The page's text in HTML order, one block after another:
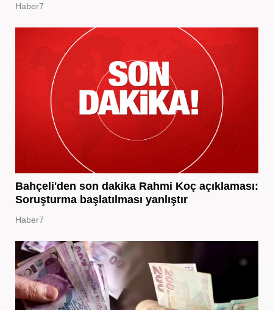
Haber7
Bahçeli'den son dakika Rahmi Koç açıklaması:
Soruşturma başlatılması yanlıştır
Haber7